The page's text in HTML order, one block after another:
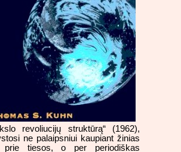
revoliucijų struktūrą“ (1962),
ne palaipsniui kaupiant žinias
prie tiesos, o per periodiškas